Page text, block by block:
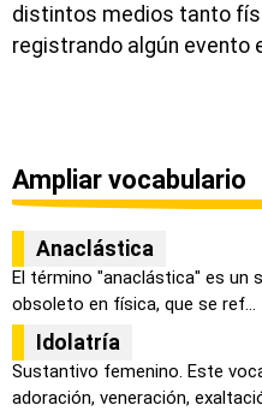
distintos medios tanto
registrando algún evento
Ampliar vocabulario
Anaclástica
El término "anaclástica" es un
obsoleto en física, que se ref...
Idolatría
Sustantivo femenino. Este
adoración, veneración,